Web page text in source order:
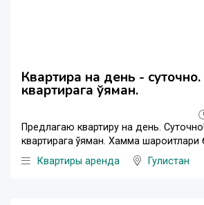
Квартира на день - суточно.
квартирага қўяман.
Предлагаю квартиру на день.
квартирага қўяман. Хамма шароитлари
Квартиры аренда
Гулистан